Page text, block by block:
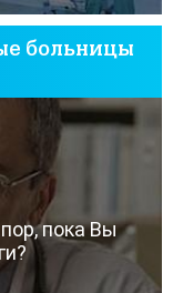
больницы
пока Вы